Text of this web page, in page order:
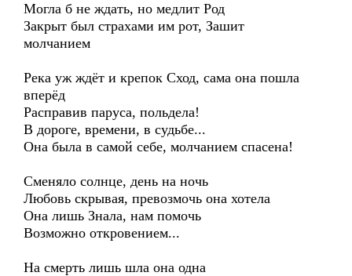
Могла б не ждать, но медлит Род
Закрыт был страхами им рот, Зашит
молчанием
Река уж ждёт и крепок Сход, сама она пошла
вперёд
Расправив паруса, польдела!
В дороге, времени, в судьбе...
Она была в самой себе, молчанием спасена!
Сменяло солнце, день на ночь
Любовь скрывая, превозмочь она хотела
Она лишь Знала, нам помочь
Возможно откровением...
На смерть лишь шла она одна